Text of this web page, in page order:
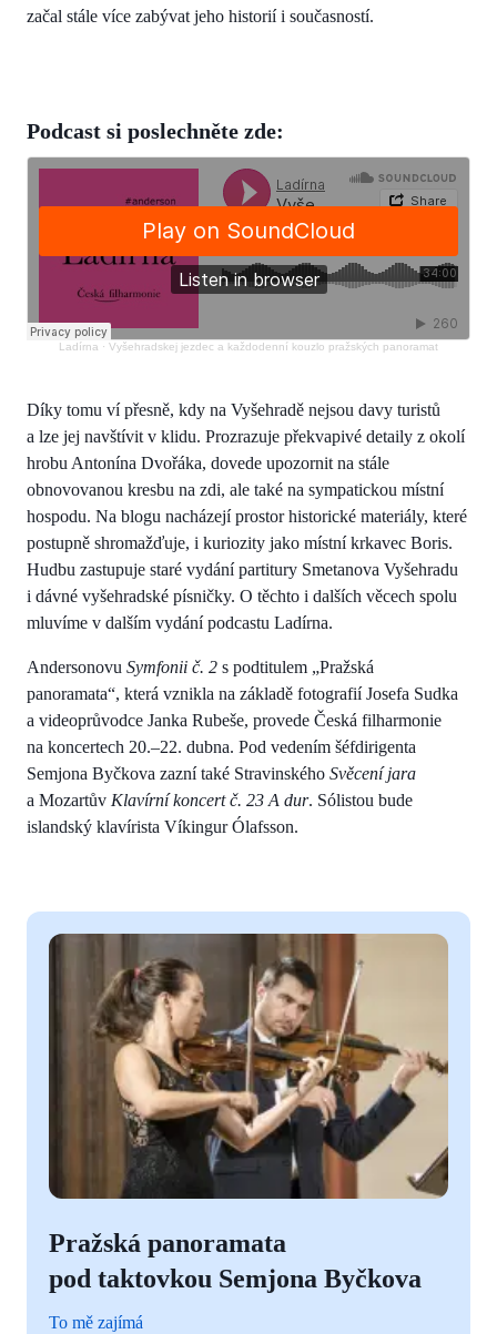
začal stále více zabývat jeho historií i současností.
Podcast si poslechněte zde:
Ladírna · Vyšehradskej jezdec a každodenní kouzlo pražských panoramat
Díky tomu ví přesně, kdy na Vyšehradě nejsou davy turistů
a lze jej navštívit v klidu. Prozrazuje překvapivé detaily z okolí
hrobu Antonína Dvořáka, dovede upozornit na stále
obnovovanou kresbu na zdi, ale také na sympatickou místní
hospodu. Na blogu nacházejí prostor historické materiály, které
postupně shromažďuje, i kuriozity jako místní krkavec Boris.
Hudbu zastupuje staré vydání partitury Smetanova Vyšehradu
i dávné vyšehradské písničky. O těchto i dalších věcech spolu
mluvíme v dalším vydání podcastu Ladírna.
Andersonovu Symfonii č. 2 s podtitulem „Pražská
panoramata“, která vznikla na základě fotografií Josefa Sudka
a videoprůvodce Janka Rubeše, provede Česká filharmonie
na koncertech 20.–22. dubna. Pod vedením šéfdirigenta
Semjona Byčkova zazní také Stravinského Svěcení jara
a Mozartův Klavírní koncert č. 23 A dur. Sólistou bude
islandský klavírista Víkingur Ólafsson.
Pražská panoramata
pod taktovkou Semjona Byčkova
To mě zajímá